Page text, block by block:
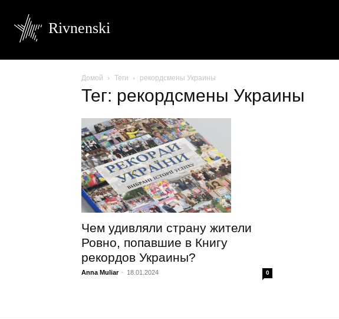
Rivnenski
Домой Теги рекордсмены Украины
Тег: рекордсмены Украины
Чем удивляли страну жители
Ровно, попавшие в Книгу
рекордов Украины?
Anna Muliar - 18.01.2024 0